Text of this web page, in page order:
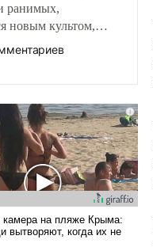
ранимых,
новым культом,
вытесняя и
брать на себя
помогать
вперед и